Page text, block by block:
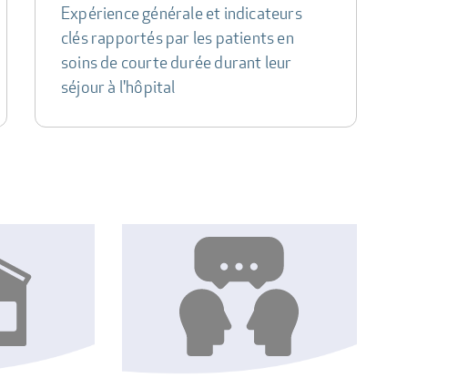
Expérience générale et indicateurs
clés rapportés par les patients en
soins de courte durée durant leur
séjour à l'hôpital